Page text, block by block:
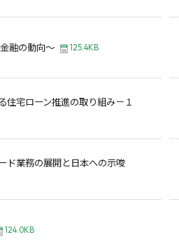
融の動向～ 125.4KB
住宅ローン推進の取り組み－１
ド業務の展開と日本への示唆
124.0KB